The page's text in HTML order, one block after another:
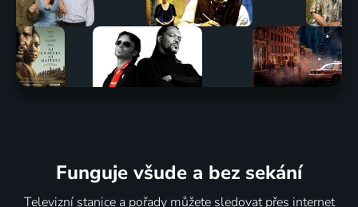
Funguje všude a bez sekání
Televizní stanice a pořady můžete sledovat přes internet